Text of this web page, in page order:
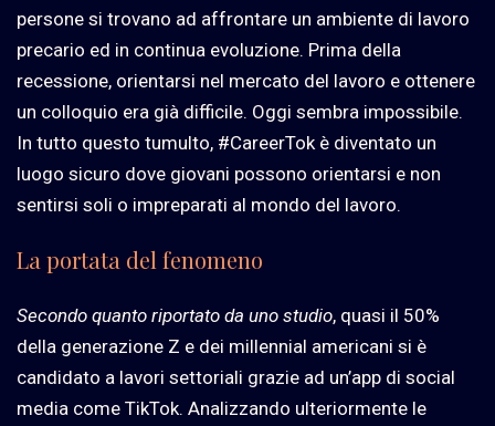
persone si trovano ad affrontare un ambiente di lavoro
precario ed in continua evoluzione. Prima della
recessione, orientarsi nel mercato del lavoro e ottenere
un colloquio era già difficile. Oggi sembra impossibile.
In tutto questo tumulto, #CareerTok è diventato un
luogo sicuro dove giovani possono orientarsi e non
sentirsi soli o impreparati al mondo del lavoro.
La portata del fenomeno
Secondo quanto riportato da uno studio, quasi il 50%
della generazione Z e dei millennial americani si è
candidato a lavori settoriali grazie ad un’app di social
media come TikTok. Analizzando ulteriormente le